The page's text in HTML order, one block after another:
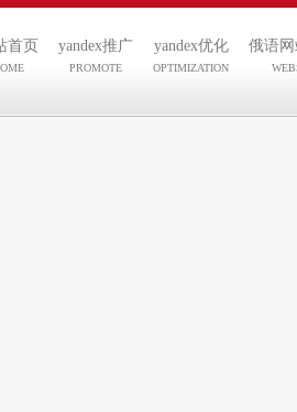
首页 yandex推广
PROMOTE
yandex优化
OPTIMIZATION
俄语